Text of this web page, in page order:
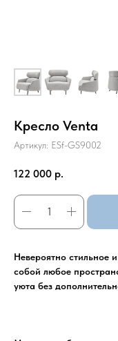
Кресло Venta
Артикул: ESf-GS9002
122 000 р.
Невероятно стильное
собой любое
уюта без